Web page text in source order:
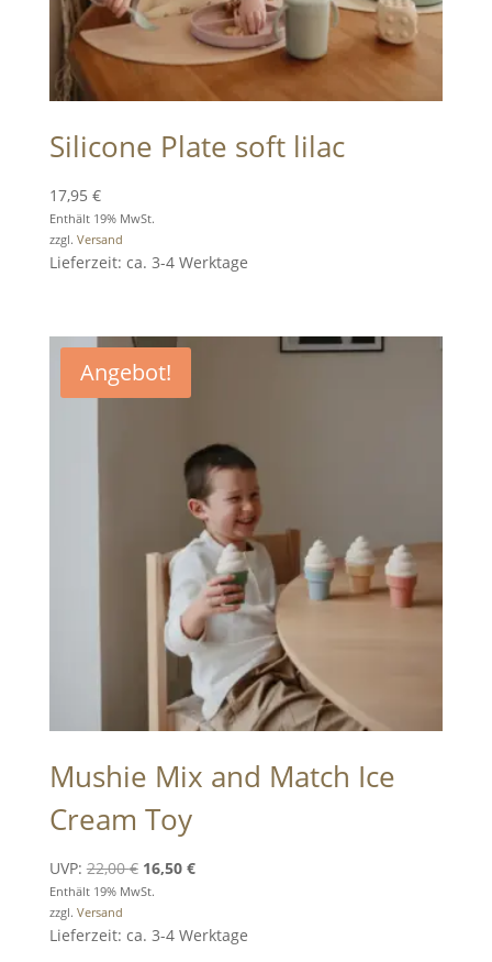
Silicone Plate soft lilac
17,95 €
Enthält 19% MwSt.
zzgl. Versand
Lieferzeit: ca. 3-4 Werktage
Angebot!
Mushie Mix and Match Ice
Cream Toy
UVP: 22,00€ Ursprünglicher
Preis
22,00 €
16,50 €Aktueller
16,50 €.
Enthält 19% MwSt.
zzgl. Versand
Lieferzeit: ca. 3-4 Werktage